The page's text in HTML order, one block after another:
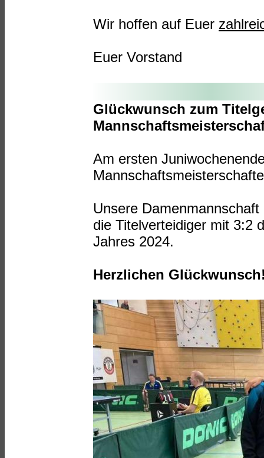
Wir hoffen auf Euer
Euer Vorstand
Glückwunsch zum
Am ersten
Unsere
die Titelverteidiger mit 3:2
Jahres 2024.
Herzlichen